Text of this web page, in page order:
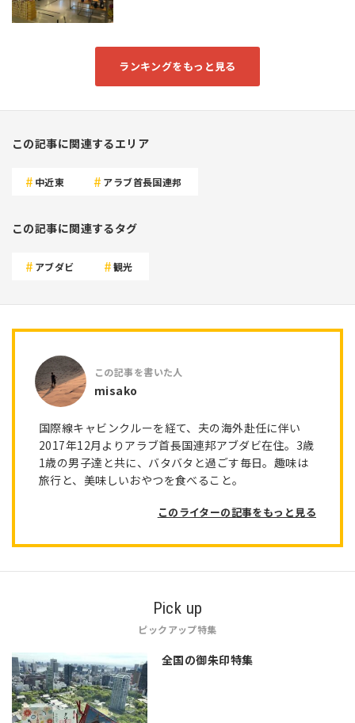
ランキングをもっと見る
この記事に関連するエリア
中近東 アラブ首長国連邦
この記事に関連するタグ
アブダビ 観光
misako
国際線キャビンクルーを経て、夫の海外赴任に伴い
2017年12月よりアラブ首長国連邦アブダビ在住。3歳
1歳の男子達と共に、バタバタと過ごす毎日。趣味は
旅行と、美味しいおやつを食べること。
このライターの記事をもっと見る
Pick up
ピックアップ特集
全国の御朱印特集